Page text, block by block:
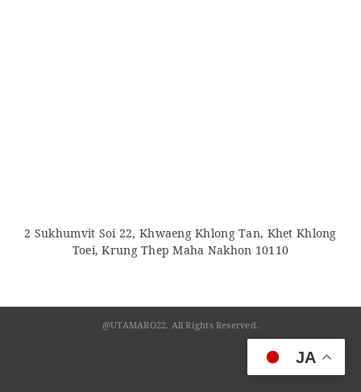
2 Sukhumvit Soi 22, Khwaeng Khlong Tan, Khet Khlong
Toei, Krung Thep Maha Nakhon 10110
@UTAMARO22. All Rights Reserved.
JA